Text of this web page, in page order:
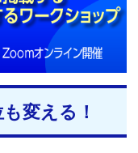
変える！